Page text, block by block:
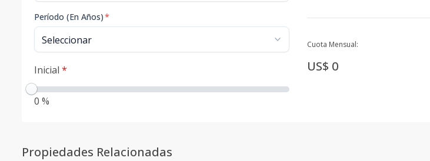
Período (En Años)*
Inicial *
0 %
Cuota Mensual:
US$ 0
Propiedades Relacionadas